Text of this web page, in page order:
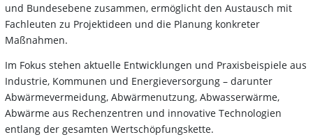
und Bundesebene zusammen, ermöglicht den Austausch mit
Fachleuten zu Projektideen und die Planung konkreter
Maßnahmen.
Im Fokus stehen aktuelle Entwicklungen und Praxisbeispiele aus
Industrie, Kommunen und Energieversorgung – darunter
Abwärmevermeidung, Abwärmenutzung, Abwasserwärme,
Abwärme aus Rechenzentren und innovative Technologien
entlang der gesamten Wertschöpfungskette.